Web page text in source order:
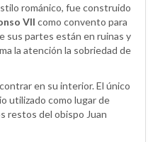
románico, fue construido
VII como convento para
sus partes están en ruinas y
la atención la sobriedad de
en su interior. El único
utilizado como lugar de
restos del obispo Juan